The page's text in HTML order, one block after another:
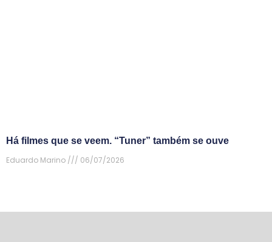
Há filmes que se veem. “Tuner” também se ouve
Eduardo Marino
06/07/2026